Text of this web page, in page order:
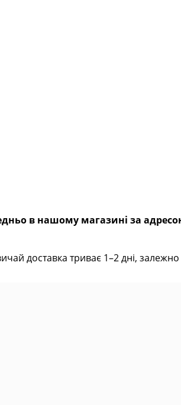
в нашому магазині за
доставка триває 1–2 дні, залежно